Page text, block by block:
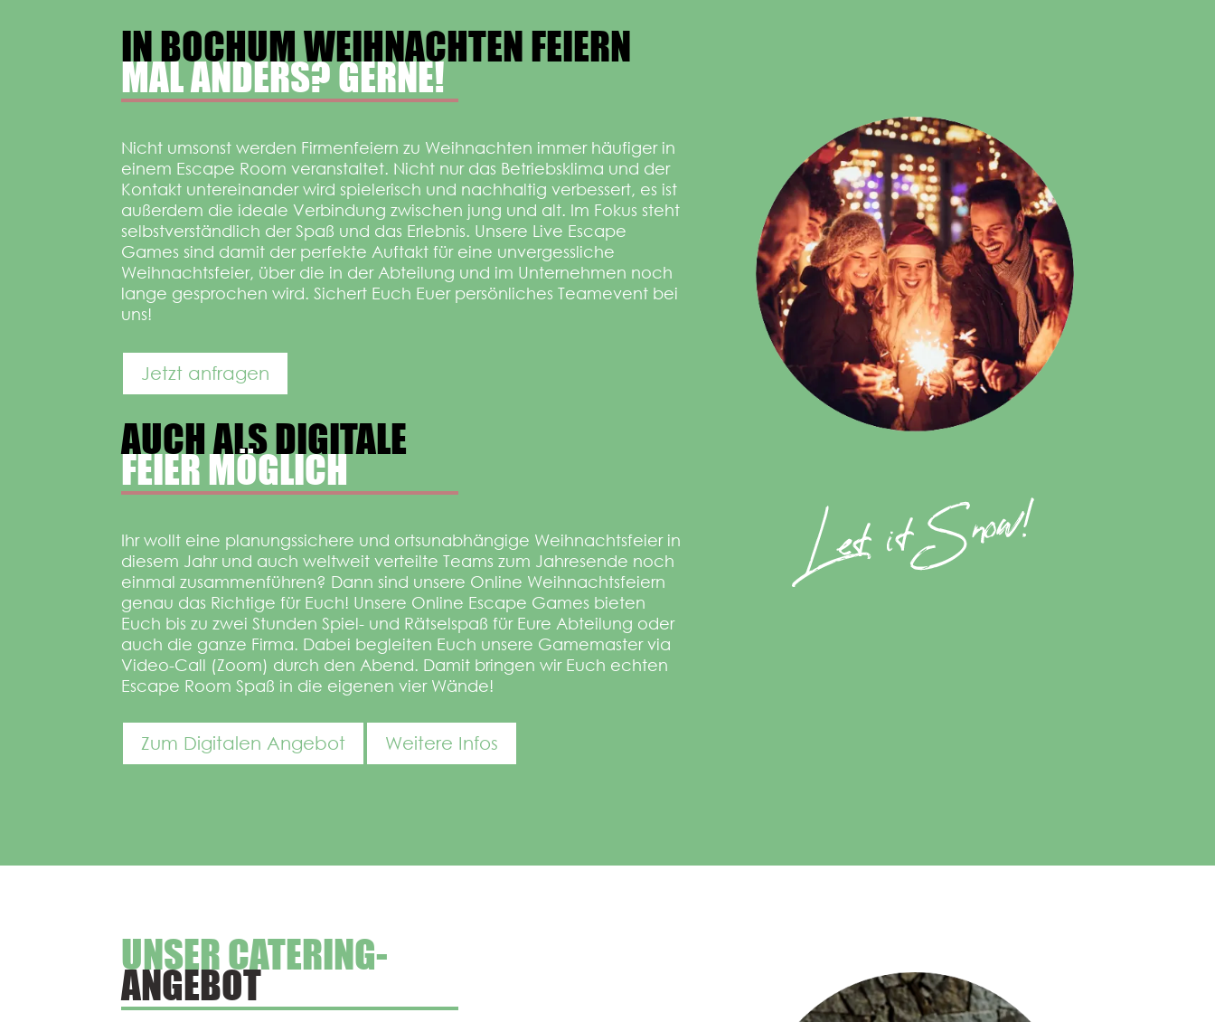
IN BOCHUM WEIHNACHTEN FEIERN
MAL ANDERS? GERNE!
Nicht umsonst werden Firmenfeiern zu Weihnachten immer häufiger in
einem Escape Room veranstaltet. Nicht nur das Betriebsklima und der
Kontakt untereinander wird spielerisch und nachhaltig verbessert, es ist
außerdem die ideale Verbindung zwischen jung und alt. Im Fokus steht
selbstverständlich der Spaß und das Erlebnis. Unsere Live Escape
Games sind damit der perfekte Auftakt für eine unvergessliche
Weihnachtsfeier, über die in der Abteilung und im Unternehmen noch
lange gesprochen wird. Sichert Euch Euer persönliches Teamevent bei
uns!
Jetzt anfragen
AUCH ALS DIGITALE
FEIER MÖGLICH
Ihr wollt eine planungssichere und ortsunabhängige Weihnachtsfeier in
diesem Jahr und auch weltweit verteilte Teams zum Jahresende noch
einmal zusammenführen? Dann sind unsere Online Weihnachtsfeiern
genau das Richtige für Euch! Unsere Online Escape Games bieten
Euch bis zu zwei Stunden Spiel- und Rätselspaß für Eure Abteilung oder
auch die ganze Firma. Dabei begleiten Euch unsere Gamemaster via
Video-Call (Zoom) durch den Abend. Damit bringen wir Euch echten
Escape Room Spaß in die eigenen vier Wände!
Zum Digitalen Angebot Weitere Infos
UNSER CATERING-
ANGEBOT